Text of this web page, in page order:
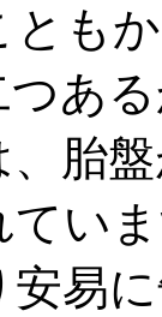
とも
つあ
胎
い
易